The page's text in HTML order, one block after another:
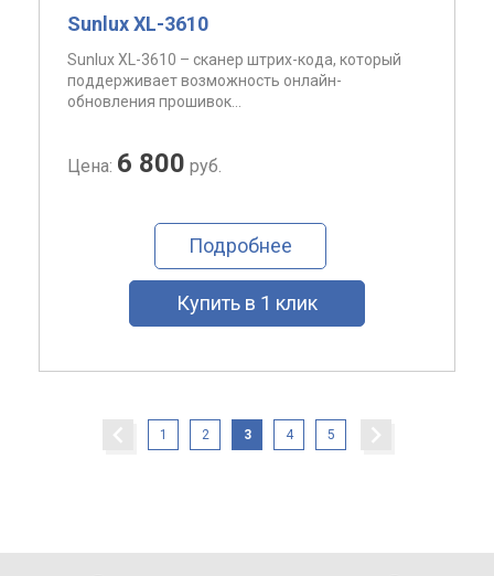
Sunlux XL-3610
Sunlux XL-3610 – сканер штрих-кода, который
поддерживает возможность онлайн-
обновления прошивок...
Цена: 6 800 руб.
Подробнее
Купить в 1 клик
1 2 3 4 5